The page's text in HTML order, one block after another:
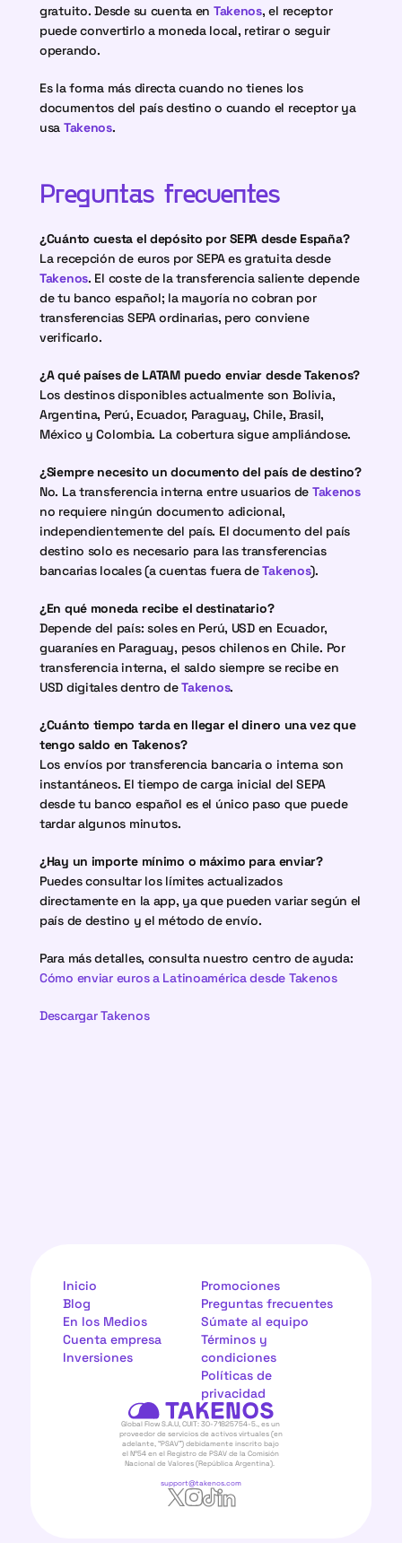
gratuito. Desde su cuenta en Takenos, el receptor
puede convertirlo a moneda local, retirar o seguir
operando.
Es la forma más directa cuando no tienes los
documentos del país destino o cuando el receptor ya
usa Takenos.
Preguntas frecuentes
¿Cuánto cuesta el depósito por SEPA desde España?
La recepción de euros por SEPA es gratuita desde
Takenos. El coste de la transferencia saliente depende
de tu banco español; la mayoría no cobran por
transferencias SEPA ordinarias, pero conviene
verificarlo.
¿A qué países de LATAM puedo enviar desde Takenos?
Los destinos disponibles actualmente son Bolivia,
Argentina, Perú, Ecuador, Paraguay, Chile, Brasil,
México y Colombia. La cobertura sigue ampliándose.
¿Siempre necesito un documento del país de destino?
No. La transferencia interna entre usuarios de Takenos
no requiere ningún documento adicional,
independientemente del país. El documento del país
destino solo es necesario para las transferencias
bancarias locales (a cuentas fuera de Takenos).
¿En qué moneda recibe el destinatario?
Depende del país: soles en Perú, USD en Ecuador,
guaraníes en Paraguay, pesos chilenos en Chile. Por
transferencia interna, el saldo siempre se recibe en
USD digitales dentro de Takenos.
¿Cuánto tiempo tarda en llegar el dinero una vez que
tengo saldo en Takenos?
Los envíos por transferencia bancaria o interna son
instantáneos. El tiempo de carga inicial del SEPA
desde tu banco español es el único paso que puede
tardar algunos minutos.
¿Hay un importe mínimo o máximo para enviar?
Puedes consultar los límites actualizados
directamente en la app, ya que pueden variar según el
país de destino y el método de envío.
Cómo enviar euros a Latinoamérica desde Takenos
Descargar Takenos
Global Flow S.A.U, CUIT: 30-71825754-5., es un
proveedor de servicios de activos virtuales (en
adelante, “PSAV”) debidamente inscrito bajo
el N°54 en el Registro de PSAV de la Comisión
Nacional de Valores (República Argentina).
support@takenos.com
Inicio
Blog
En los Medios
Cuenta empresa
Inversiones
Promociones
Preguntas frecuentes
Súmate al equipo
Términos y
condiciones
Políticas de
privacidad